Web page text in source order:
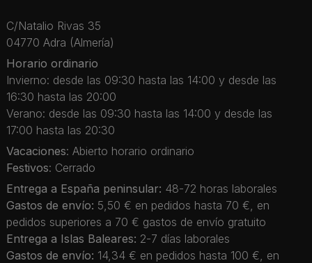
C/Natalio Rivas 35
04770 Adra (Almería)
Horario ordinario
Invierno: desde las 09:30 hasta las 14:00 y desde las
16:30 hasta las 20:00
Verano: desde las 09:30 hasta las 14:00 y desde las
17:00 hasta las 20:30
Vacaciones: Abierto horario ordinario
Festivos: Cerrado
Entrega a España peninsular: 48-72 horas laborales
Gastos de envío: 5,50 € en pedidos hasta 70 €, en
pedidos superiores a 70 € gastos de envío gratuito
Entrega a Islas Baleares: 2-7 días laborales
Gastos de envío: 14,34 € en pedidos hasta 100 €, en